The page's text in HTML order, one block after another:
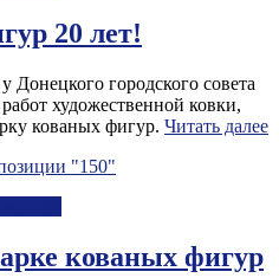
20 лет!
Донецкого городского совета
художественной ковки,
кованых фигур. Читать далее
кованых фигур